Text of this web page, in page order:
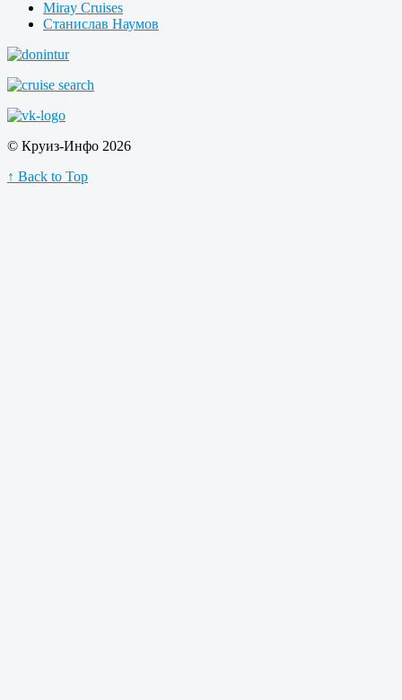
Miray Cruises
Станислав Наумов
© Круиз-Инфо 2026
↑ Back to Top